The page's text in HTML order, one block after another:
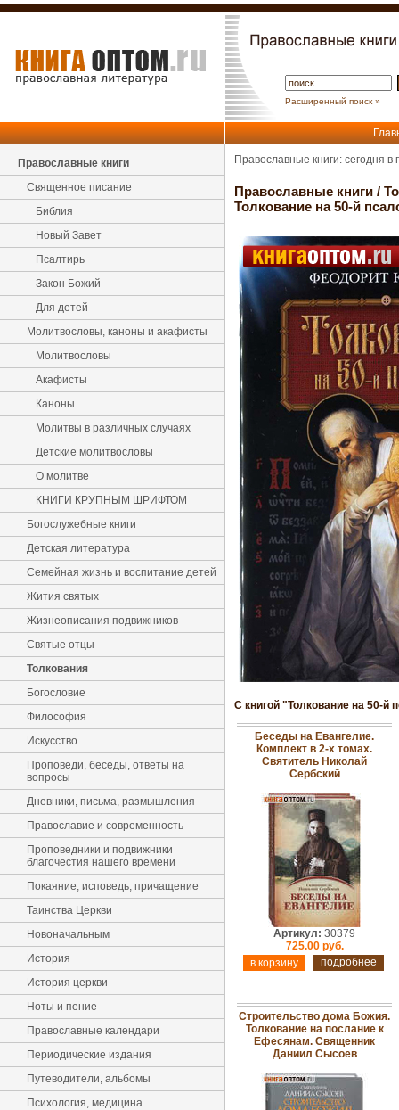
Расширенный поиск »
Православные книги
Священное писание
Библия
Новый Завет
Псалтирь
Закон Божий
Для детей
Молитвословы, каноны и акафисты
Молитвословы
Акафисты
Каноны
Молитвы в различных случаях
Детские молитвословы
О молитве
КНИГИ КРУПНЫМ ШРИФТОМ
Богослужебные книги
Детская литература
Семейная жизнь и воспитание детей
Жития святых
Жизнеописания подвижников
Святые отцы
Толкования
Богословие
Философия
Искусство
Проповеди, беседы, ответы на
вопросы
Дневники, письма, размышления
Православие и современность
Проповедники и подвижники
благочестия нашего времени
Покаяние, исповедь, причащение
Таинства Церкви
Новоначальным
История
История церкви
Ноты и пение
Православные календари
Периодические издания
Путеводители, альбомы
Психология, медицина
Православные книги: сегодня
Православные книги /
Толкование на 50-й
С книгой "Толкование на 50-
Беседы на Евангелие.
Комплект в 2-х томах.
Святитель Николай
Сербский
Артикул: 30379
725.00 руб.
подробнее
Строительство дома Божия.
Толкование на послание к
Ефесянам. Священник
Даниил Сысоев